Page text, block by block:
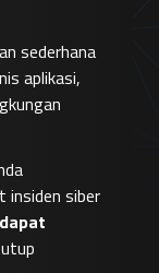
sederhana
aplikasi,
insiden siber